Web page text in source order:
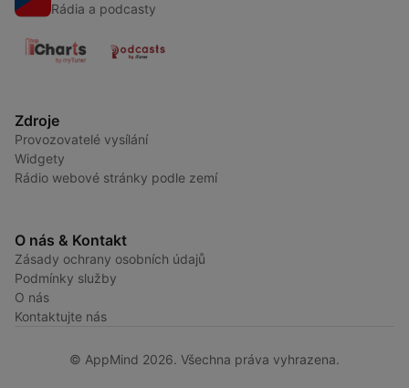
Rádia a podcasty
Zdroje
Provozovatelé vysílání
Widgety
Rádio webové stránky podle zemí
O nás & Kontakt
Zásady ochrany osobních údajů
Podmínky služby
O nás
Kontaktujte nás
© AppMind 2026. Všechna práva vyhrazena.